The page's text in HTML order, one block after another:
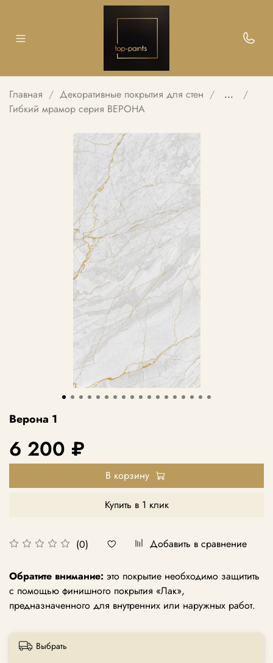
Главная Декоративные покрытия для стен
...
Гибкий мрамор серия ВЕРОНА
Верона 1
(0) Добавить в сравнение
6 200 ₽
В корзину
Купить в 1 клик
Обратите внимание: это покрытие необходимо защитить
с помощью финишного покрытия «Лак»,
предназначенного для внутренних или наружных работ.
Выбрать